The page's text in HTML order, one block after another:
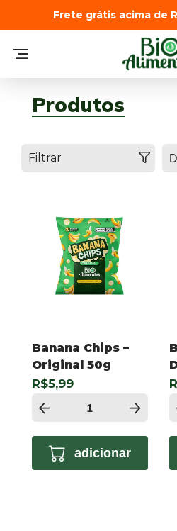
Frete grátis acima de
Produtos
Filtrar
Banana Chips –
Original 50g
R$5,99
adicionar